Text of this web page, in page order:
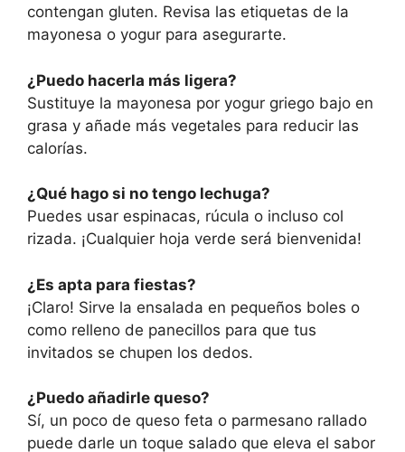
contengan gluten. Revisa las etiquetas de la
mayonesa o yogur para asegurarte.
¿Puedo hacerla más ligera?
Sustituye la mayonesa por yogur griego bajo en
grasa y añade más vegetales para reducir las
calorías.
¿Qué hago si no tengo lechuga?
Puedes usar espinacas, rúcula o incluso col
rizada. ¡Cualquier hoja verde será bienvenida!
¿Es apta para fiestas?
¡Claro! Sirve la ensalada en pequeños boles o
como relleno de panecillos para que tus
invitados se chupen los dedos.
¿Puedo añadirle queso?
Sí, un poco de queso feta o parmesano rallado
puede darle un toque salado que eleva el sabor